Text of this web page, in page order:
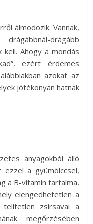
álmodozik. Vannak,
drágább
kell. Ahogy a mondás
ezért érdemes
azokat az
jótékonyan hatnak
anyagokból álló
ezzel a gyümölccsel,
a B-vitamin tartalma,
elengedhetetlen a
zsírsavai a
megőrzésében